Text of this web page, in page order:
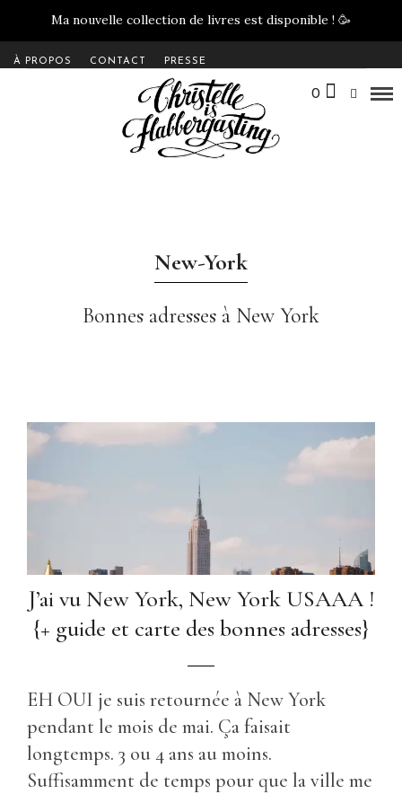
Ma nouvelle collection de livres est disponible ! 🥳
À PROPOS CONTACT PRESSE
0
New-York
Bonnes adresses à New York
J’ai vu New York, New York USAAA !
{+ guide et carte des bonnes adresses}
EH OUI je suis retournée à New York
pendant le mois de mai. Ça faisait
longtemps. 3 ou 4 ans au moins.
Suffisamment de temps pour que la ville me